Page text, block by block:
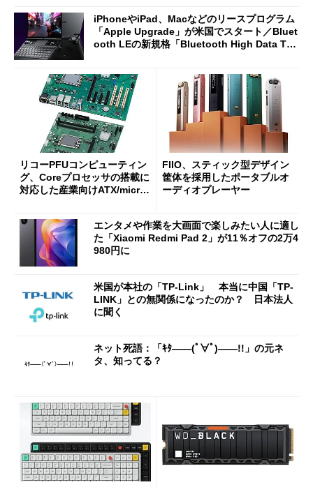
iPhoneやiPad、Macなどのリースプログラム
「Apple Upgrade」が米国でスタート／Bluet
ooth LEの新規格「Bluetooth High Data Thr
リコーPFUコンピューティン
グ、Coreプロセッサの搭載に
対応した産業向けATX/micro
FIIO、スティック型デザイン
筐体を採用したポータブルオ
ーディオプレーヤー
エンタメや作業を大画面で楽しみたい人に適し
た「Xiaomi Redmi Pad 2」が11％オフの2万4
980円に
米国が本社の「TP-Link」 本当に中国「TP-
LINK」との無関係になったのか？ 日本法人
に聞く
ネット死語：「ｷﾀ――(ﾟ∀ﾟ)――!!」の元ネ
タ、知ってる？